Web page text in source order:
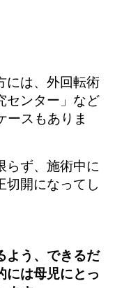
には、外回転術
センター」など
ースもありま
らず、施術中に
切開になってし
よう、できるだ
には母児にとっ